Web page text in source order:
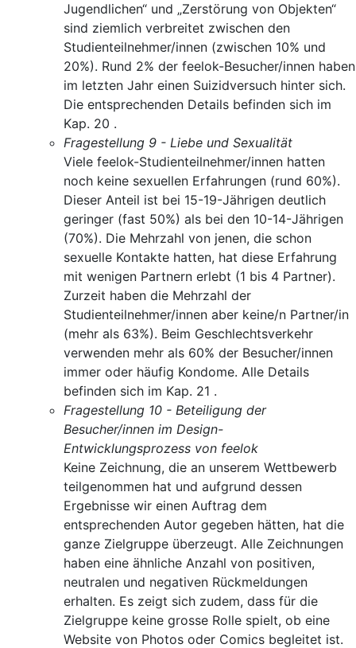
Jugendlichen“ und „Zerstörung von Objekten“
sind ziemlich verbreitet zwischen den
Studienteilnehmer/innen (zwischen 10% und
20%). Rund 2% der feelok-Besucher/innen haben
im letzten Jahr einen Suizidversuch hinter sich.
Die entsprechenden Details befinden sich im
Kap. 20 .
Fragestellung 9 - Liebe und Sexualität
Viele feelok-Studienteilnehmer/innen hatten
noch keine sexuellen Erfahrungen (rund 60%).
Dieser Anteil ist bei 15-19-Jährigen deutlich
geringer (fast 50%) als bei den 10-14-Jährigen
(70%). Die Mehrzahl von jenen, die schon
sexuelle Kontakte hatten, hat diese Erfahrung
mit wenigen Partnern erlebt (1 bis 4 Partner).
Zurzeit haben die Mehrzahl der
Studienteilnehmer/innen aber keine/n Partner/in
(mehr als 63%). Beim Geschlechtsverkehr
verwenden mehr als 60% der Besucher/innen
immer oder häufig Kondome. Alle Details
befinden sich im Kap. 21 .
Fragestellung 10 - Beteiligung der
Besucher/innen im Design-
Entwicklungsprozess von feelok
Keine Zeichnung, die an unserem Wettbewerb
teilgenommen hat und aufgrund dessen
Ergebnisse wir einen Auftrag dem
entsprechenden Autor gegeben hätten, hat die
ganze Zielgruppe überzeugt. Alle Zeichnungen
haben eine ähnliche Anzahl von positiven,
neutralen und negativen Rückmeldungen
erhalten. Es zeigt sich zudem, dass für die
Zielgruppe keine grosse Rolle spielt, ob eine
Website von Photos oder Comics begleitet ist.